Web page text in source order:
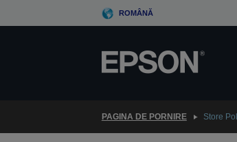
to
ROMÂNĂ
PAGINA DE PORNIRE Store